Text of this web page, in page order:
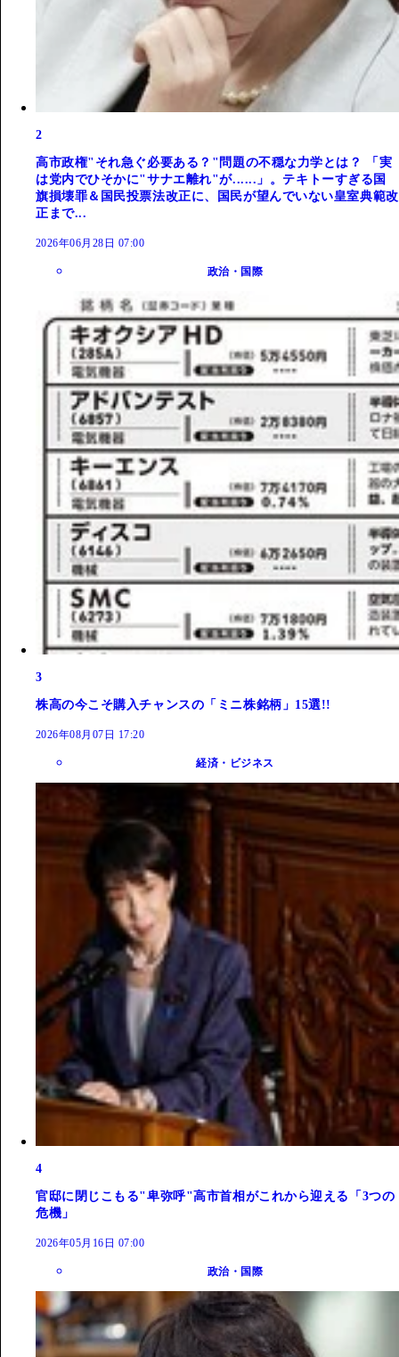
2
高市政権"それ急ぐ必要ある？"問題の不穏な力学とは？ 「実
は党内でひそかに"サナエ離れ"が......」。テキトーすぎる国
旗損壊罪＆国民投票法改正に、国民が望んでいない皇室典範改
正まで...
2026年06月28日 07:00
政治・国際
3
株高の今こそ購入チャンスの「ミニ株銘柄」15選!!
2026年08月07日 17:20
経済・ビジネス
4
官邸に閉じこもる"卑弥呼"高市首相がこれから迎える「3つの
危機」
2026年05月16日 07:00
政治・国際